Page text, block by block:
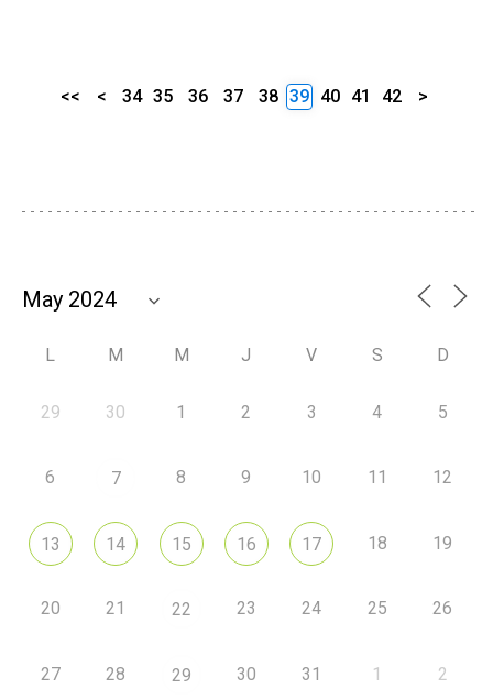
<< < 34 35 36 37 38 39 40 41 42 >
L M M J V S D
29 30 1 2 3 4 5
6 7 8 9 10 11 12
13 14 15 16 17 18 19
20 21 22 23 24 25 26
27 28 29 30 31 1 2